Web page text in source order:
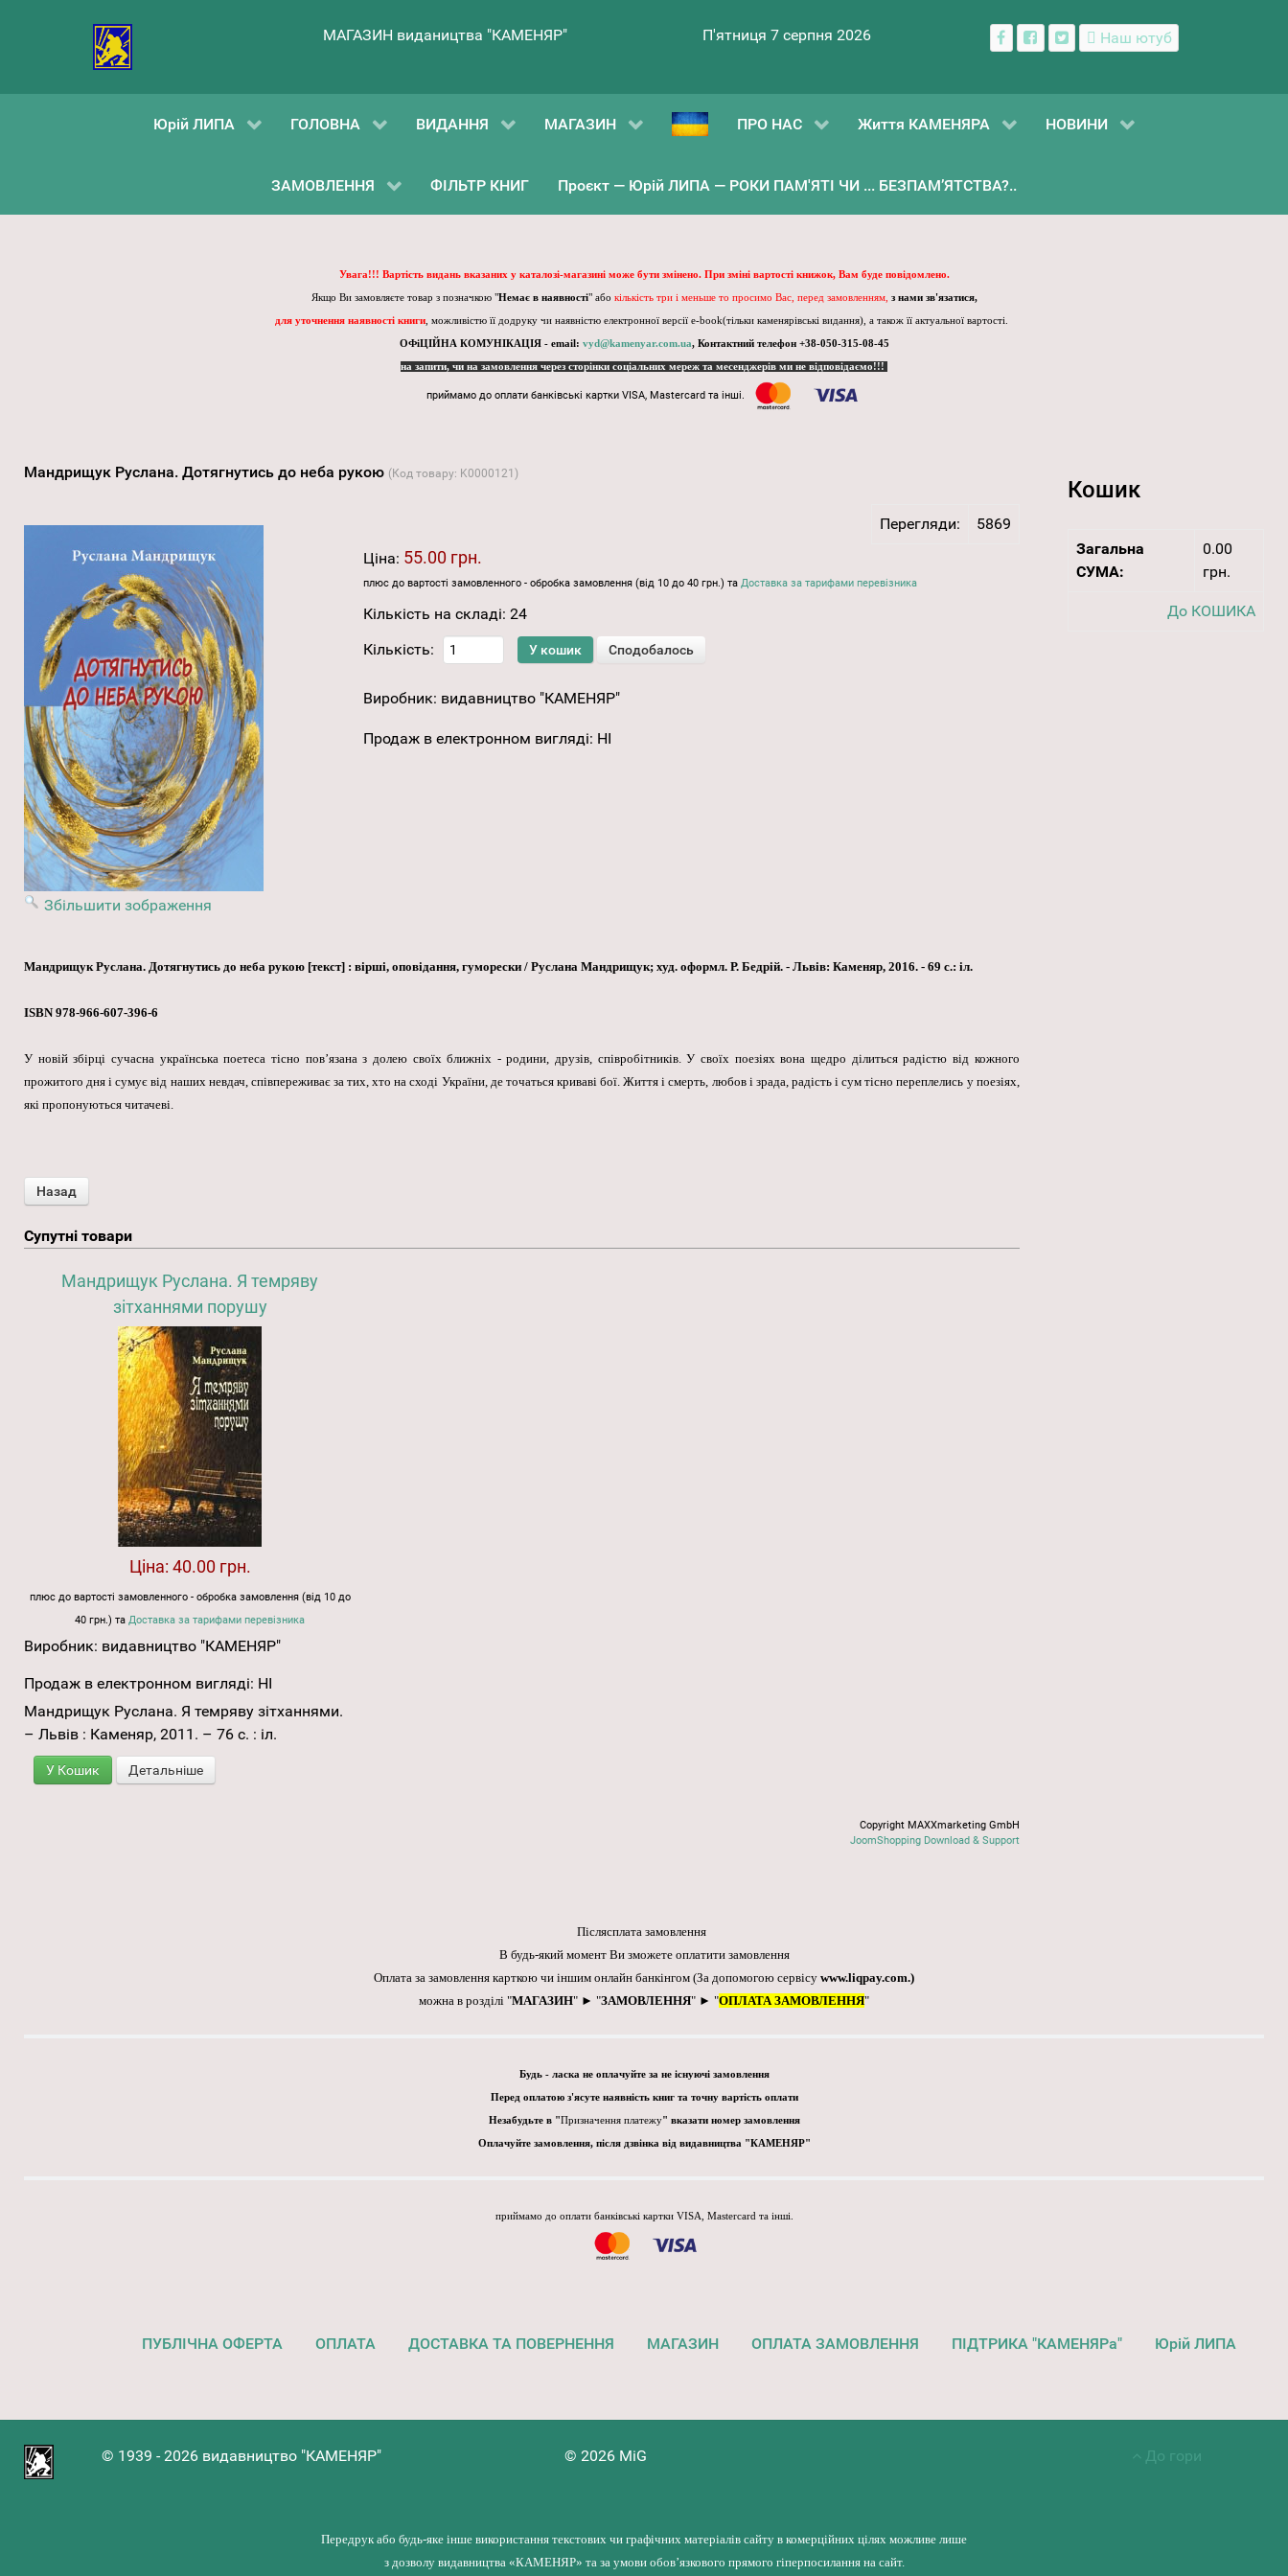
МАГАЗИН видаництва "КАМЕНЯР" П'ятниця 7 серпня 2026 Наш ютуб
Юрій ЛИПА ГОЛОВНА ВИДАННЯ МАГАЗИН ПРО НАС Життя КАМЕНЯРА НОВИНИ
ЗАМОВЛЕННЯ ФІЛЬТР КНИГ Проєкт — Юрій ЛИПА — РОКИ ПАМ'ЯТІ ЧИ ... БЕЗПАМ’ЯТСТВА?..
Увага!!! Вартість видань вказаних у каталозі-магазині може бути змінено. При зміні вартості книжок, Вам буде повідомлено.
Якщо Ви замовляєте товар з позначкою "Немає в наявності" або кількість три і меньше то просимо Вас, перед замовленням, з нами зв'язатися,
для уточнення наявності книги, можливістю її додруку чи наявністю електронної версії e-book(тільки каменярівські видання), а також її актуальної вартості.
ОФіЦІЙНА КОМУНІКАЦІЯ - email: vyd@kamenyar.com.ua, Контактний телефон +38-050-315-08-45
на запити, чи на замовлення через сторінки соціальних мереж та месенджерів ми не відповідаємо!!!
приймамо до оплати банківські картки VISA, Mastercard та інші.
Мандрищук Руслана. Дотягнутись до неба рукою (Код товару: K0000121 )
Перегляди: 5869
Збільшити зображення
Ціна: 55.00 грн.
плюс до вартості замовленного - обробка замовлення (від 10 до 40 грн.) та Доставка за тарифами перевізника
Кількість на складі: 24
Кількість:
Виробник: видавництво "КАМЕНЯР"
Продаж в електронном вигляді: НІ
Мандрищук Руслана. Дотягнутись до неба рукою [текст] : вірші, оповідання, гуморески / Руслана Мандрищук; худ. оформл. Р. Бедрій. - Львів: Каменяр, 2016. - 69 с.: іл.
ISBN 978-966-607-396-6
У новій збірці сучасна українська поетеса тісно пов’язана з долею своїх ближніх - родини, друзів, співробітників. У своїх поезіях вона щедро ділиться радістю від кожного
прожитого дня і сумує від наших невдач, співпереживає за тих, хто на сході України, де точаться криваві бої. Життя і смерть, любов і зрада, радість і сум тісно переплелись у поезіях,
які пропонуються читачеві.
Супутні товари
Мандрищук Руслана. Я темряву
зітханнями порушу
Ціна: 40.00 грн.
плюс до вартості замовленного - обробка замовлення (від 10 до
40 грн.) таДоставка за тарифами перевізника
Виробник: видавництво "КАМЕНЯР"
Продаж в електронном вигляді: НІ
Мандрищук Руслана. Я темряву зітханнями.
– Львів : Каменяр, 2011. – 76 с. : іл.
У Кошик Детальніше
Copyright MAXXmarketing GmbH
JoomShopping Download & Support
Кошик
Загальна
СУМА:
0.00
грн.
До КОШИКА
Післясплата замовлення
В будь-який момент Ви зможете оплатити замовлення
Оплата за замовлення карткою чи іншим онлайн банкінгом (За допомогою сервісу www.liqpay.com.)
можна в розділі "МАГАЗИН" ► "ЗАМОВЛЕННЯ" ► "ОПЛАТА ЗАМОВЛЕННЯ"
Будь - ласка не оплачуйте за не існуючі замовлення
Перед оплатою з'ясуте наявність книг та точну вартість оплати
Незабудьте в "Призначення платежу" вказати номер замовлення
Оплачуйте замовлення, після дзвінка від видавництва "КАМЕНЯР"
приймамо до оплати банківські картки VISA, Mastercard та інші.
ПУБЛІЧНА ОФЕРТА ОПЛАТА ДОСТАВКА ТА ПОВЕРНЕННЯ МАГАЗИН ОПЛАТА ЗАМОВЛЕННЯ ПІДТРИКА "КАМЕНЯРа" Юрій ЛИПА
© 1939 - 2026 видавництво "КАМЕНЯР" © 2026 MiG До гори
Передрук або будь-яке інше використання текстових чи графічних матеріалів сайту в комерційних цілях можливе лише
з дозволу видавництва «КАМЕНЯР» та за умови обов’язкового прямого гіперпосилання на сайт.